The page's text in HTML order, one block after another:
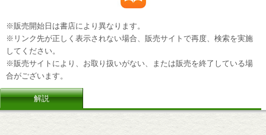
※販売開始日は書店により異なります。
※リンク先が正しく表示されない場合、販売サイトで再度、検索を実施
してください。
※販売サイトにより、お取り扱いがない、または販売を終了している場
合がございます。
解説